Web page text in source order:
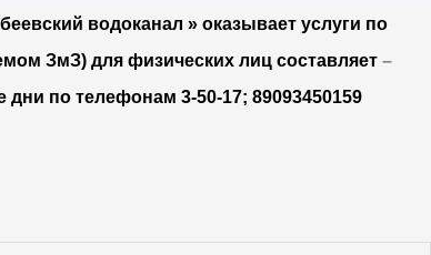
водоканал » оказывает услуги по
ЗмЗ) для физических лиц составляет–
дни по телефонам 3-50-17; 89093450159